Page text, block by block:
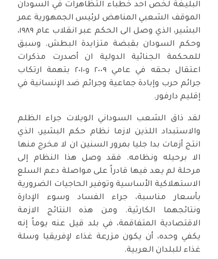
البليغة لخص احد خطباء التظاهرات في السودان
الموقف الشعبي المناهض لرئيس الجمهورية عمر
البشير، الذي وصل الى الحكم عبر انقلاب عام ١٩٨٩،
وحكم السودان بقبضة متزايدة البطش. وسبق
للمحكمة الجنائية الدولية ان أصدرت مذكرات
اعتقال بحقه في عامي ٢٠٠٩ و٢٠١٠ بتهمة ارتكاب
جرائم حرب وإبادة جماعية وجرائم ضد الإنسانية في
إقليم دارفور.
لقد ذاق الشعب السوداني الويلات جراء الظلم
والاستبداد اللذين لازما نظام حكم البشير، الذي
انتج أزمات بدا جليا بمرور السنين ان لا مخرج منها
الا برحيله ونظامه. فقد وصل هذا النظام إلى
مرحلة لم يعد فيها قادراً على مواصلة دعم السلع
الاستهلاكية الأساسية وتوفير الحاجيات الضرورية
بأسعار مناسبة، جراء الفساد وسوء الإدارة
ونتائجهما الكارثية. ومن هذه النتائج الازمة
الاقتصادية المتفاقمة، في بلد قيل عنه يوماً إنه
يكفي وحده، أن يكون مزرعة غذاء لإفريقيا وسلة
غذاء للبلدان العربية.